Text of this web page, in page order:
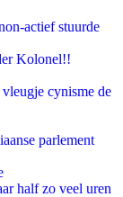
actief stuurde
Kolonel!!
cynisme de
parlement
half zo veel uren